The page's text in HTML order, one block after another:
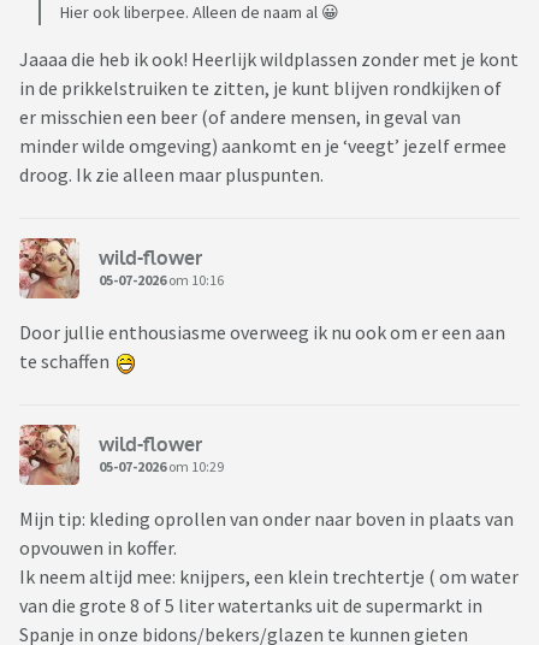
Hier ook liberpee. Alleen de naam al 😀
Jaaaa die heb ik ook! Heerlijk wildplassen zonder met je kont
in de prikkelstruiken te zitten, je kunt blijven rondkijken of
er misschien een beer (of andere mensen, in geval van
minder wilde omgeving) aankomt en je ‘veegt’ jezelf ermee
droog. Ik zie alleen maar pluspunten.
wild-flower
05-07-2026om 10:16
Door jullie enthousiasme overweeg ik nu ook om er een aan
te schaffen
wild-flower
05-07-2026om 10:29
Mijn tip: kleding oprollen van onder naar boven in plaats van
opvouwen in koffer.
Ik neem altijd mee: knijpers, een klein trechtertje ( om water
van die grote 8 of 5 liter watertanks uit de supermarkt in
Spanje in onze bidons/bekers/glazen te kunnen gieten